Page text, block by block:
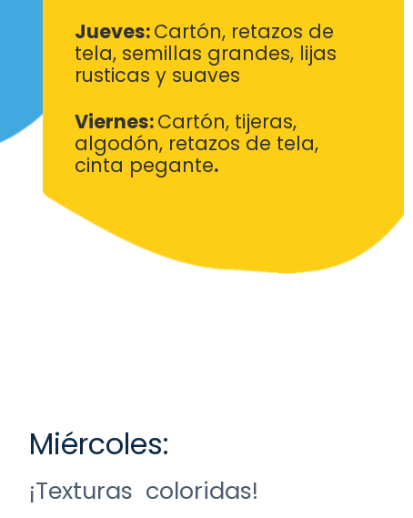
Jueves:Cartón, retazos de
tela, semillas grandes, lijas
rusticas y suaves
Viernes:Cartón, tijeras,
algodón, retazos de tela,
cinta pegante.
Miércoles:
¡Texturas coloridas!